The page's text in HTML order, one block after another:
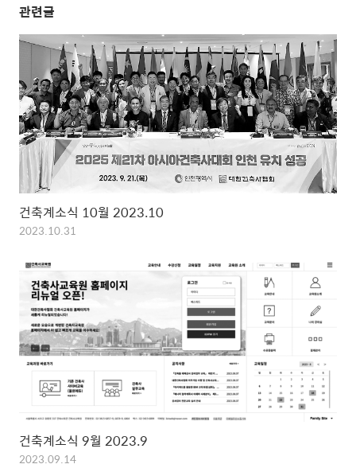
관련글
건축계소식 10월 2023.10
2023.10.31
건축계소식 9월 2023.9
2023.09.14